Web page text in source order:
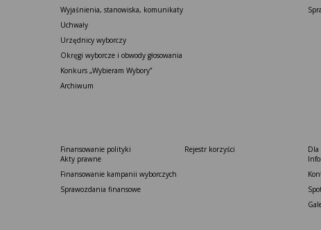
Wyjaśnienia, stanowiska, komunikaty
Uchwały
Urzędnicy wyborczy
Okręgi wyborcze i obwody głosowania
Konkurs „Wybieram Wybory”
Archiwum
Finansowanie polityki
Akty prawne
Finansowanie kampanii wyborczych
Sprawozdania finansowe
Rejestr korzyści
Dla